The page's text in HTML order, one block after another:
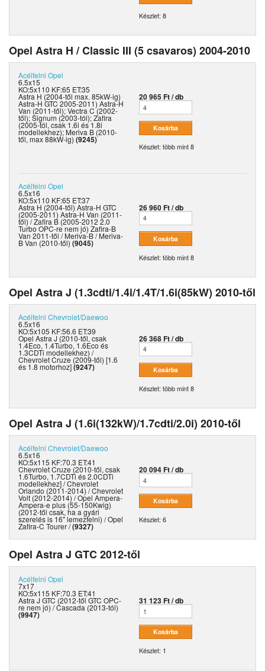
Készlet: 8
Opel Astra H / Classic III (5 csavaros) 2004-2010
Acélfelni Opel
6.5x15
KO:5x110 KF:65 ET:35
Astra H (2004-től max. 85kW-ig)
Astra-H GTC 2005-2011) Astra-H
Van (2011-től); Vectra C (2002-
től); Signum (2003-tól); Zafira
(2005-tól, csak 1.6i és 1.8i
modellekhez); Meriva B (2010-
től, max 88kW-ig) (9245)
20 965 Ft / db
Készlet: több mint 8
Acélfelni Opel
6.5x16
KO:5x110 KF:65 ET:37
Astra H (2004-től) Astra-H GTC
(2005-2011) Astra-H Van (2011-
től) / Zafira B (2005-2012 2.0
Turbo OPC-re nem jó) Zafira-B
Van 2011-től / Meriva-B / Meriva-
B Van (2010-től) (9045)
26 960 Ft / db
Készlet: több mint 8
Opel Astra J (1.3cdti/1.4i/1.4T/1.6i(85kW) 2010-től
Acélfelni Chevrolet/Daewoo
6.5x16
KO:5x105 KF:56.6 ET:39
Opel Astra J (2010-től, csak
1.4Eco, 1.4Turbo, 1.6Eco és
1.3CDTi modellekhez) /
Chevrolet Cruze (2009-től) [1.6
és 1.8 motorhoz](9247)
26 368 Ft / db
Készlet: több mint 8
Opel Astra J (1.6i(132kW)/1.7cdti/2.0i) 2010-től
Acélfelni Chevrolet/Daewoo
6.5x16
KO:5x115 KF:70.3 ET:41
Chevrolet Cruze (2010-től, csak
1.6Turbo, 1.7CDTi és 2.0CDTi
modellekhez] / Chevrolet
Orlando (2011-2014) / Chevrolet
Volt (2012-2014) / Opel Ampera-
Ampera-e plus (55-150Kwig)
(2012-től csak, ha a gyári
szerelés is 16" lemezfelni) / Opel
Zafira-C Tourer /(9327)
20 094 Ft / db
Készlet: 6
Opel Astra J GTC 2012-től
Acélfelni Opel
7x17
KO:5x115 KF:70.3 ET:41
Astra J GTC (2012-től GTC OPC-
re nem jó) / Cascada (2013-tól)
(9947)
31 123 Ft / db
Készlet: 1